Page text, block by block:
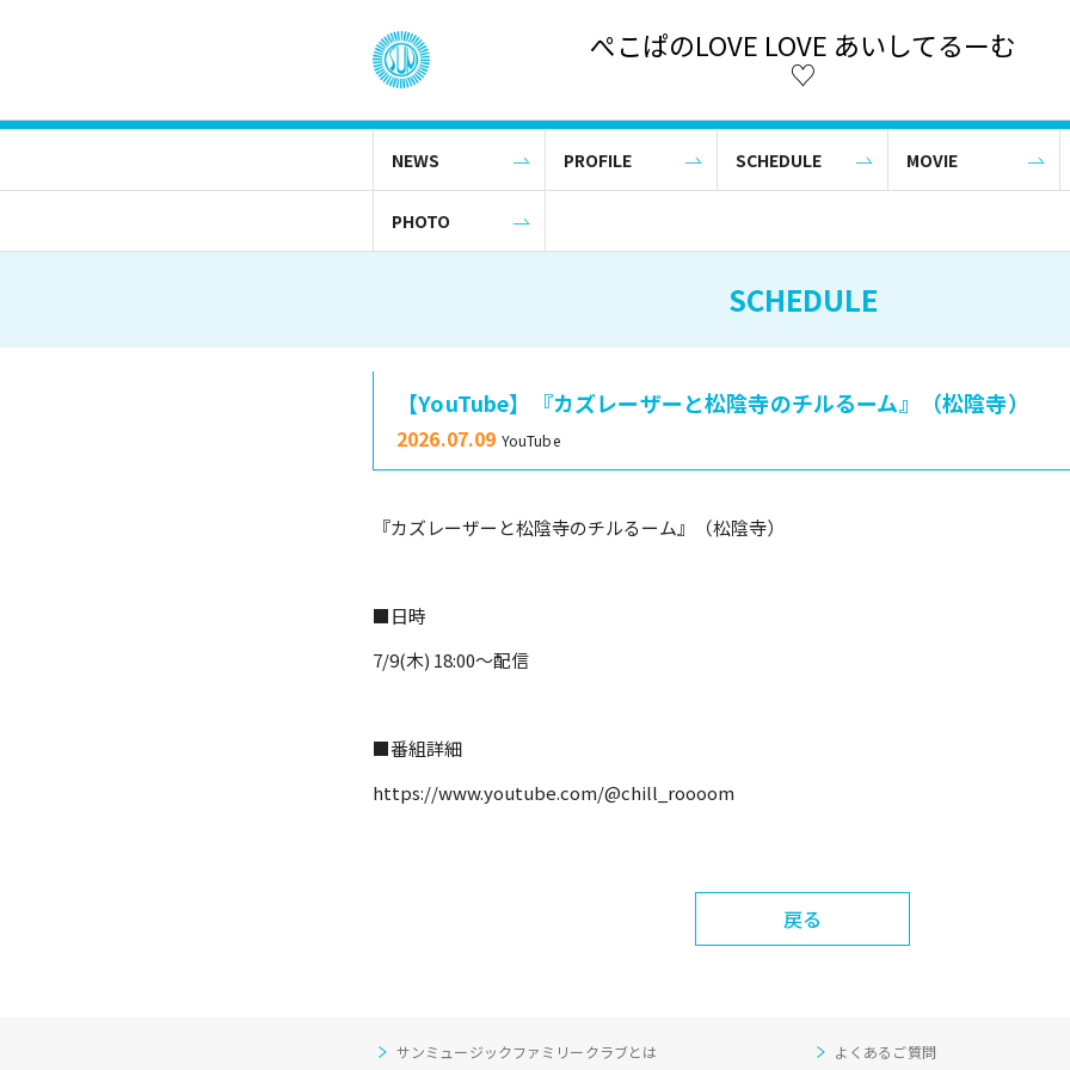
ぺこぱのLOVE LOVE あいしてるーむ
♡
NEWS PROFILE SCHEDULE MOVIE
PHOTO
SCHEDULE
【YouTube】『カズレーザーと松陰寺のチルるーム』（松陰寺）
2026.07.09 YouTube
『カズレーザーと松陰寺のチルるーム』（松陰寺）
■日時
7/9(木) 18:00～配信
■番組詳細
https://www.youtube.com/@chill_roooom
戻る
サンミュージックファミリークラブとは よくあるご質問